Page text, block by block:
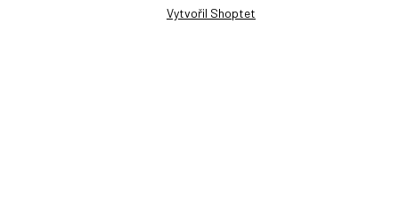
Vytvořil Shoptet